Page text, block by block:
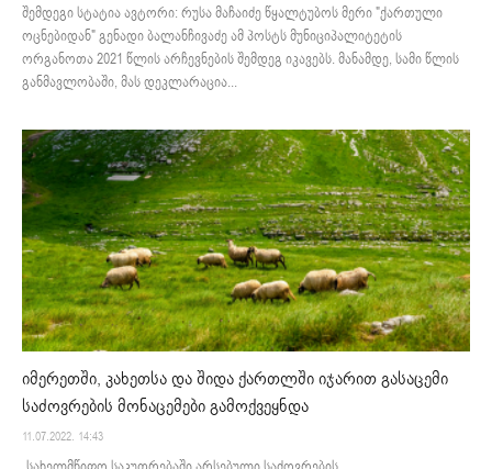
შემდეგი სტატია ავტორი: რუსა მაჩაიძე წყალტუბოს მერი "ქართული
ოცნებიდან" გენადი ბალანჩივაძე ამ პოსტს მუნიციპალიტეტის
ორგანოთა 2021 წლის არჩევნების შემდეგ იკავებს. მანამდე, სამი წლის
განმავლობაში, მას დეკლარაცია...
იმერეთში, კახეთსა და შიდა ქართლში იჯარით გასაცემი
საძოვრების მონაცემები გამოქვეყნდა
11.07.2022. 14:43